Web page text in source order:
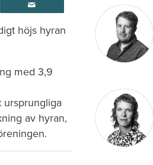
höjs hyran
med 3,9
ursprungliga
av hyran,